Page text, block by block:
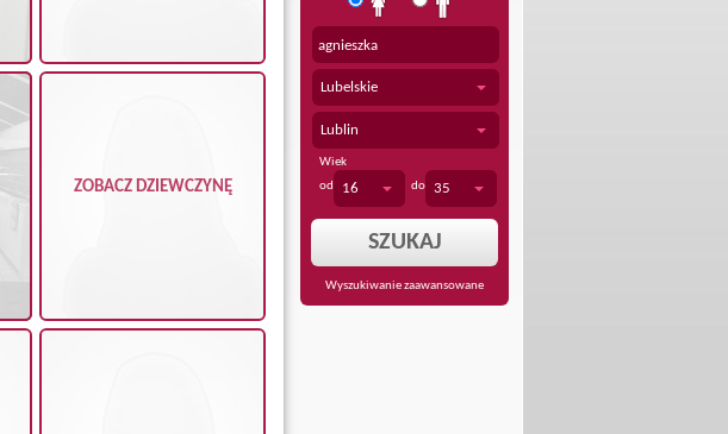
ZOBACZ DZIEWCZYNĘ
Lubelskie
Lublin
Wiek
od
16 do 35
Wyszukiwanie zaawansowane